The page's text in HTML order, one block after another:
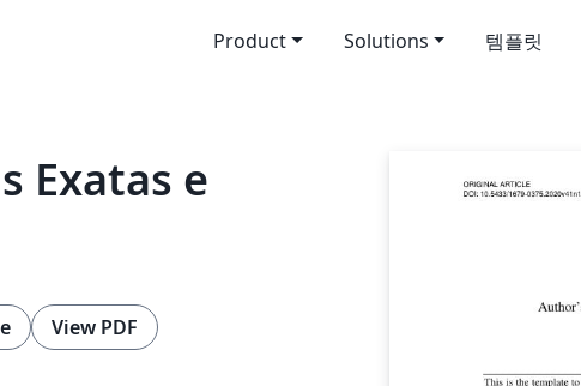
Product Solutions 템플릿
Exatas e
View PDF